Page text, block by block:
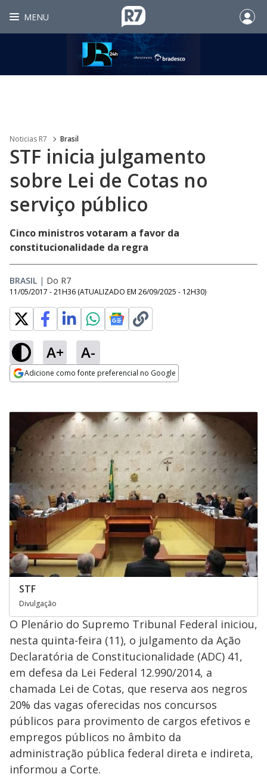
MENU
Noticias R7 Brasil
STF inicia julgamento
sobre Lei de Cotas no
serviço público
Cinco ministros votaram a favor da
constitucionalidade da regra
BRASIL | Do R7
11/05/2017 - 21H36 (ATUALIZADO EM 26/09/2025 - 12H30)
A+ A-
Adicione como fonte preferencial no Google
STF
Divulgação
O Plenário do Supremo Tribunal Federal iniciou,
nesta quinta-feira (11), o julgamento da Ação
Declaratória de Constitucionalidade (ADC) 41,
em defesa da Lei Federal 12.990/2014, a
chamada Lei de Cotas, que reserva aos negros
20% das vagas oferecidas nos concursos
públicos para provimento de cargos efetivos e
empregos públicos no âmbito da
administração pública federal direta e indireta,
informou a Corte.